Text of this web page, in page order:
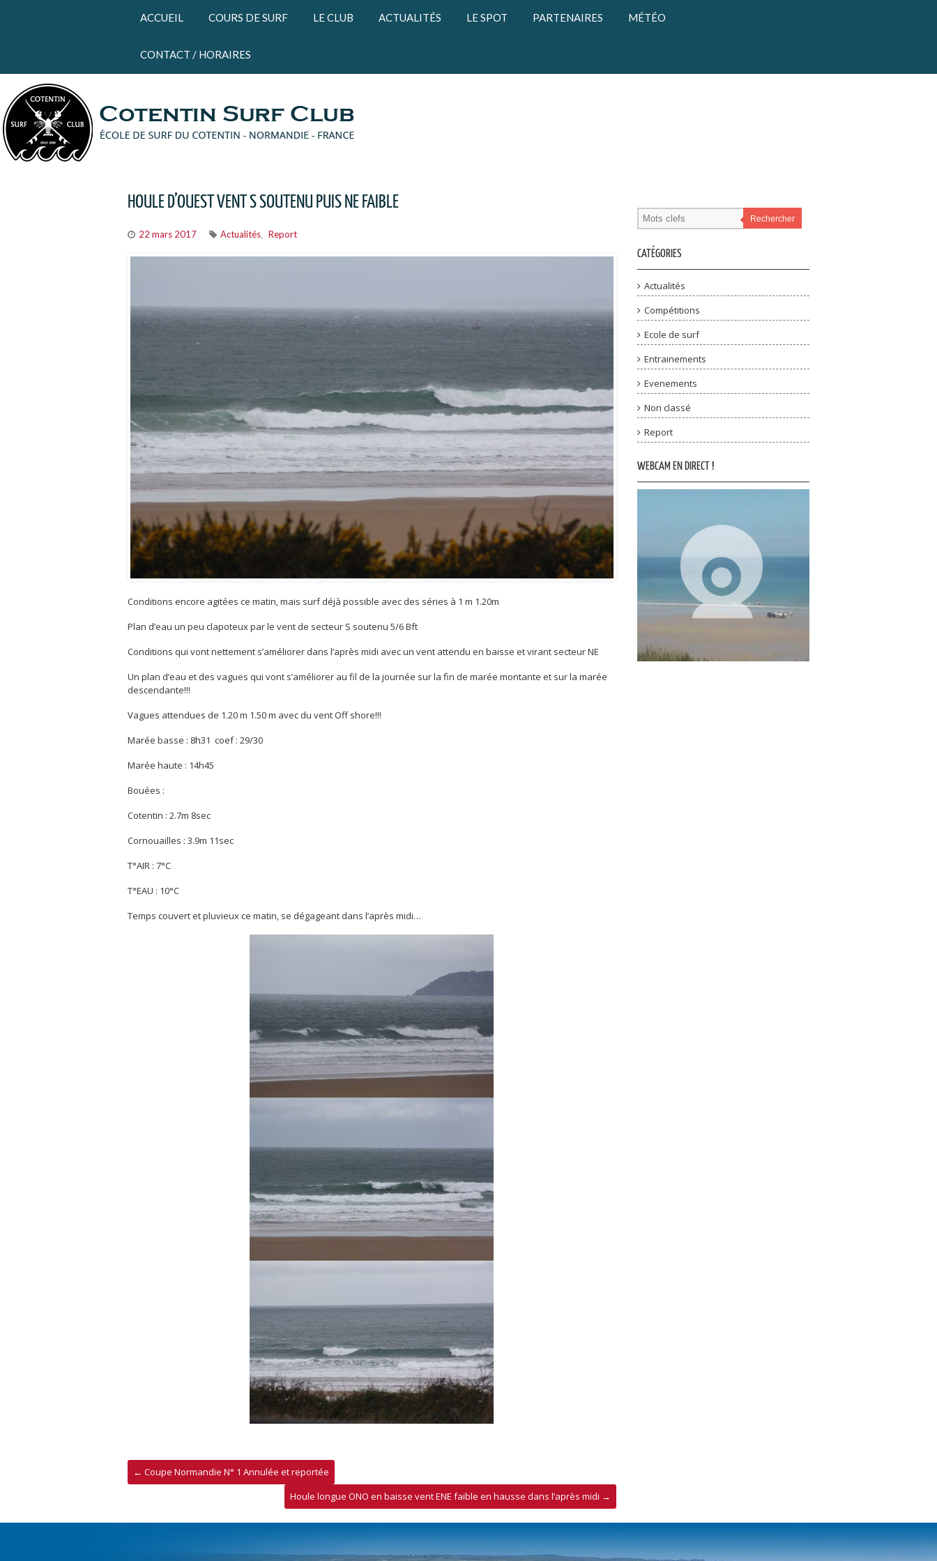
ACCUEIL COURS DE SURF LE CLUB ACTUALITÉS LE SPOT PARTENAIRES MÉTÉO
CONTACT / HORAIRES
HOULE D’OUEST VENT S SOUTENU PUIS NE FAIBLE
22 mars 2017 Actualités Report
Conditions encore agitées ce matin, mais surf déjà possible avec des séries à 1 m 1.20m
Plan d’eau un peu clapoteux par le vent de secteur S soutenu 5/6 Bft
Conditions qui vont nettement s’améliorer dans l’après midi avec un vent attendu en baisse et virant secteur NE
Un plan d’eau et des vagues qui vont s’améliorer au fil de la journée sur la fin de marée montante et sur la marée
descendante!!!
Vagues attendues de 1.20 m 1.50 m avec du vent Off shore!!!
Marée basse : 8h31 coef : 29/30
Marée haute : 14h45
Bouées :
Cotentin : 2.7m 8sec
Cornouailles : 3.9m 11sec
T°AIR : 7°C
T°EAU : 10°C
Temps couvert et pluvieux ce matin, se dégageant dans l’après midi…
← Coupe Normandie N° 1 Annulée et reportée
Houle longue ONO en baisse vent ENE faible en hausse dans l’après midi →
Rechercher
CATÉGORIES
Actualités
Compétitions
Ecole de surf
Entrainements
Evenements
Non classé
Report
WEBCAM EN DIRECT !